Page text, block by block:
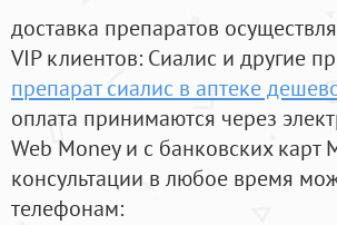
доставка препаратов
VIP клиентов: Сиалис и другие
препарат сиалис в аптеке
оплата принимаются через
Web Money и с банковских карт
консультации в любое время
телефонам: